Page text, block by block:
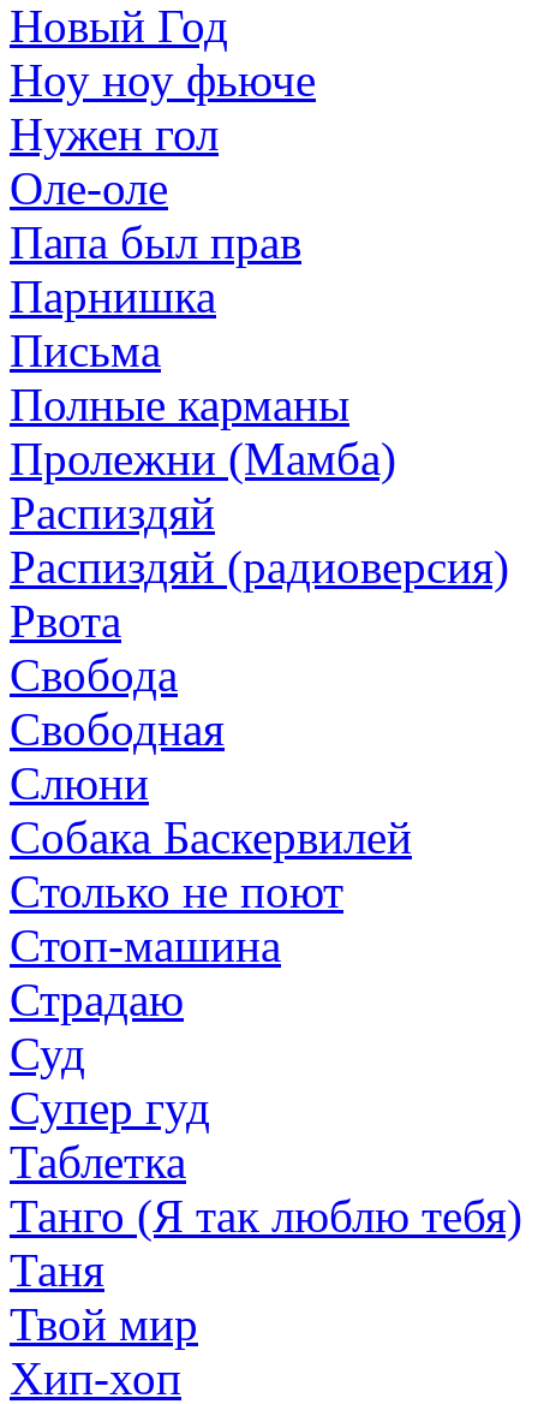
Новый Год
Ноу ноу фьюче
Нужен гол
Оле-оле
Папа был прав
Парнишка
Письма
Полные карманы
Пролежни (Мамба)
Распиздяй
Распиздяй (радиоверсия)
Рвота
Свобода
Свободная
Слюни
Собака Баскервилей
Столько не поют
Стоп-машина
Страдаю
Суд
Супер гуд
Таблетка
Танго (Я так люблю тебя)
Таня
Твой мир
Хип-хоп